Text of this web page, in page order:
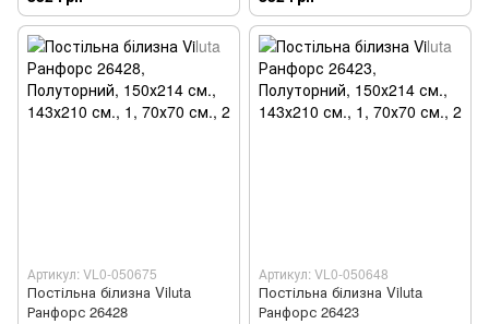
Артикул: VL0-050675
Постільна білизна Viluta
Ранфорс 26428
Артикул: VL0-050648
Постільна білизна Viluta
Ранфорс 26423